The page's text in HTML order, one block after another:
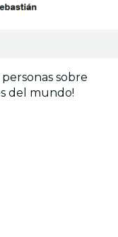
sobre
del mundo!